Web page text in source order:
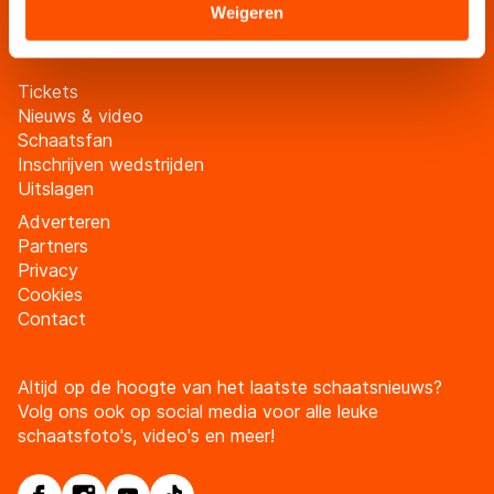
Sommige partners kunnen gegevens doorgeven aan
landen buiten de EU, zoals de VS, waar mogelijk geen
adequaat beschermingsniveau geldt volgens de GDPR.
Door op ‘Toestaan’ te klikken, stemt u in met deze
overdracht. Meer informatie vindt u in ons
Weigeren
Tickets
Nieuws & video
Schaatsfan
Inschrijven wedstrijden
Uitslagen
Adverteren
Partners
Privacy
Cookies
Contact
Altijd op de hoogte van het laatste schaatsnieuws?
Volg ons ook op social media voor alle leuke
schaatsfoto's, video's en meer!